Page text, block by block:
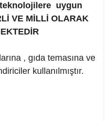
uygun
VE MİLLİ OLARAK
, gıda temasına ve
kullanılmıştır.